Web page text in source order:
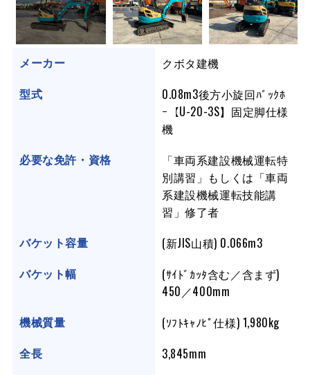
メーカー クボタ建機
型式
0.08m3後方小旋回ﾊﾞｯｸﾎ
ｰ【U-20-3S】固定脚仕様
機
必要な免許・資格
「車両系建設機械運転特
別講習」もしくは「車両
系建設機械運転技能講
習」修了者
バケット容量 (新JIS山積) 0.066m3
バケット幅
(ｻｲﾄﾞｶｯﾀ含む／含まず)
450／400mm
機械質量 (ｿﾌﾄｷｬﾉﾋﾟ仕様) 1,980kg
全長 3,845mm